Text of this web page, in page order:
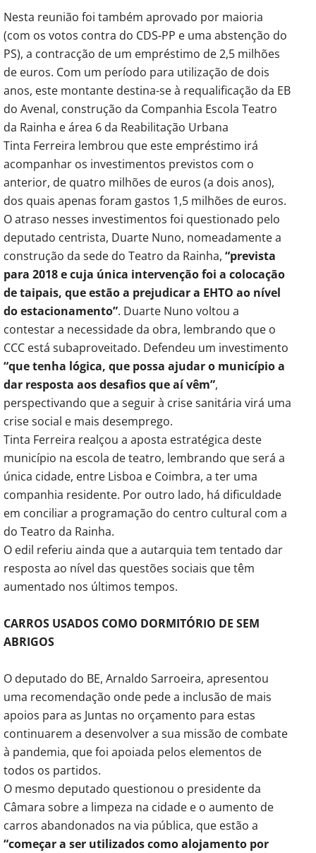
Nesta reunião foi também aprovado por maioria
(com os votos contra do CDS-PP e uma abstenção do
PS), a contracção de um empréstimo de 2,5 milhões
de euros. Com um período para utilização de dois
anos, este montante destina-se à requalificação da EB
do Avenal, construção da Companhia Escola Teatro
da Rainha e área 6 da Reabilitação Urbana
Tinta Ferreira lembrou que este empréstimo irá
acompanhar os investimentos previstos com o
anterior, de quatro milhões de euros (a dois anos),
dos quais apenas foram gastos 1,5 milhões de euros.
O atraso nesses investimentos foi questionado pelo
deputado centrista, Duarte Nuno, nomeadamente a
construção da sede do Teatro da Rainha, “prevista
para 2018 e cuja única intervenção foi a colocação
de taipais, que estão a prejudicar a EHTO ao nível
do estacionamento”. Duarte Nuno voltou a
contestar a necessidade da obra, lembrando que o
CCC está subaproveitado. Defendeu um investimento
“que tenha lógica, que possa ajudar o município a
dar resposta aos desafios que aí vêm”,
perspectivando que a seguir à crise sanitária virá uma
crise social e mais desemprego.
Tinta Ferreira realçou a aposta estratégica deste
município na escola de teatro, lembrando que será a
única cidade, entre Lisboa e Coimbra, a ter uma
companhia residente. Por outro lado, há dificuldade
em conciliar a programação do centro cultural com a
do Teatro da Rainha.
O edil referiu ainda que a autarquia tem tentado dar
resposta ao nível das questões sociais que têm
aumentado nos últimos tempos.
CARROS USADOS COMO DORMITÓRIO DE SEM
ABRIGOS
O deputado do BE, Arnaldo Sarroeira, apresentou
uma recomendação onde pede a inclusão de mais
apoios para as Juntas no orçamento para estas
continuarem a desenvolver a sua missão de combate
à pandemia, que foi apoiada pelos elementos de
todos os partidos.
O mesmo deputado questionou o presidente da
Câmara sobre a limpeza na cidade e o aumento de
carros abandonados na via pública, que estão a
“começar a ser utilizados como alojamento por